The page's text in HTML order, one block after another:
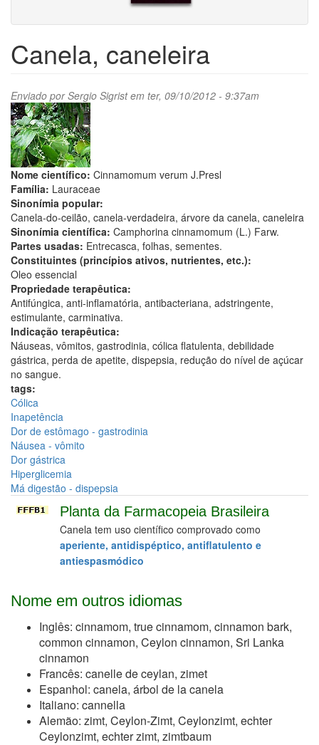
Canela, caneleira
Enviado porSergio Sigristem ter, 09/10/2012 - 9:37am
Nome científico: Cinnamomum verum J.Presl
Família: Lauraceae
Sinonímia popular:
Canela-do-ceilão, canela-verdadeira, árvore da canela, caneleira
Sinonímia científica: Camphorina cinnamomum (L.) Farw.
Partes usadas: Entrecasca, folhas, sementes.
Constituintes (princípios ativos, nutrientes, etc.):
Oleo essencial
Propriedade terapêutica:
Antifúngica, anti-inflamatória, antibacteriana, adstringente,
estimulante, carminativa.
Indicação terapêutica:
Náuseas, vômitos, gastrodinia, cólica flatulenta, debilidade
gástrica, perda de apetite, dispepsia, redução do nível de açúcar
no sangue.
tags:
Cólica
Inapetência
Dor de estômago - gastrodinia
Náusea - vômito
Dor gástrica
Hiperglicemia
Má digestão - dispepsia
Planta da Farmacopeia Brasileira
Canela tem uso científico comprovado como
aperiente, antidispéptico, antiflatulento e
antiespasmódico
Nome em outros idiomas
Inglês: cinnamom, true cinnamom, cinnamon bark,
common cinnamon, Ceylon cinnamon, Sri Lanka
cinnamon
Francês: canelle de ceylan, zimet
Espanhol: canela, árbol de la canela
Italiano: cannella
Alemão: zimt, Ceylon-Zimt, Ceylonzimt, echter
Ceylonzimt, echter zimt, zimtbaum